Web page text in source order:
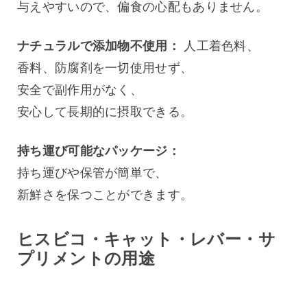
与えやすいので、偏食の心配もありません。
ナチュラルで添加物不使用：
人工着色料、
香料、防腐剤を一切使用せず、
安全で副作用がなく、
安心して長期的に摂取できる。
持ち運び可能なパッケージ：
持ち運びや保管が簡単で、
新鮮さを保つことができます。
ヒスビコ・キャット・レバー・サ
プリメントの用途